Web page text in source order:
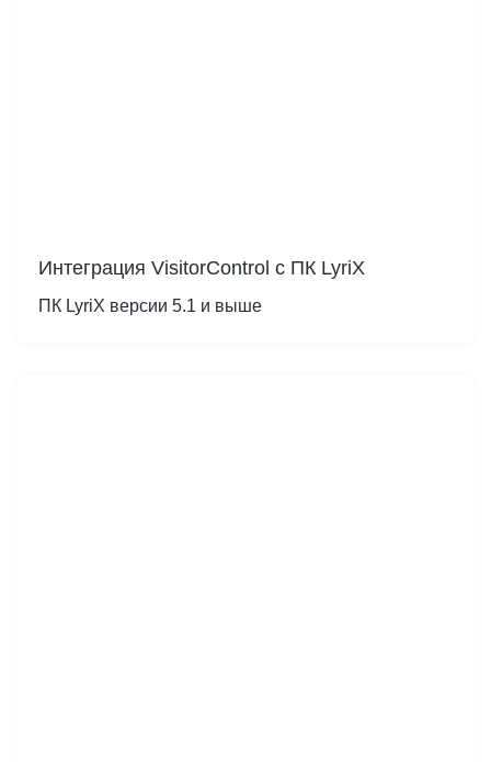
Интеграция VisitorControl c ПК LyriX
ПК LyriX версии 5.1 и выше